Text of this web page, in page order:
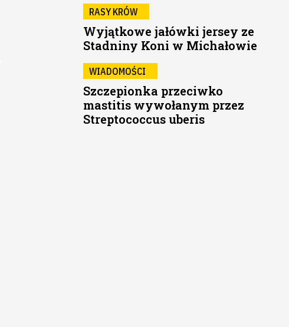
RASY KRÓW
Wyjątkowe jałówki jersey ze
Stadniny Koni w Michałowie
WIADOMOŚCI
Szczepionka przeciwko
mastitis wywołanym przez
Streptococcus uberis